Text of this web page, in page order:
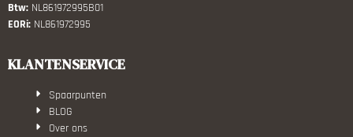
Btw: NL861972995B01
EORi: NL861972995
KLANTENSERVICE
Spaarpunten
BLOG
Over ons